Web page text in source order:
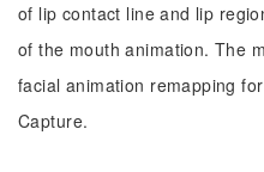
of lip contact line and lip
of the mouth animation. The
facial animation remapping
Capture.